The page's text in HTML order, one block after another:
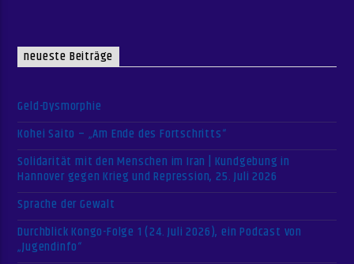
neueste Beiträge
Geld-Dysmorphie
Kohei Saito – „Am Ende des Fortschritts“
Solidarität mit den Menschen im Iran | Kundgebung in
Hannover gegen Krieg und Repression, 25. Juli 2026
Sprache der Gewalt
Durchblick Kongo-Folge 1 (24. Juli 2026), ein Podcast von
„Jugendinfo“